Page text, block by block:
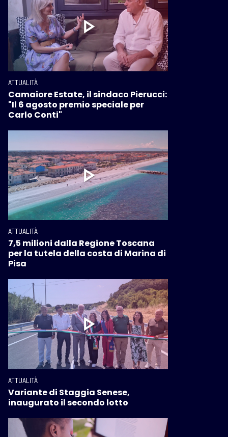
ATTUALITÀ
Camaiore Estate, il sindaco Pierucci:
"Il 6 agosto premio speciale per
Carlo Conti"
ATTUALITÀ
7,5 milioni dalla Regione Toscana
per la tutela della costa di Marina di
Pisa
ATTUALITÀ
Variante di Staggia Senese,
inaugurato il secondo lotto